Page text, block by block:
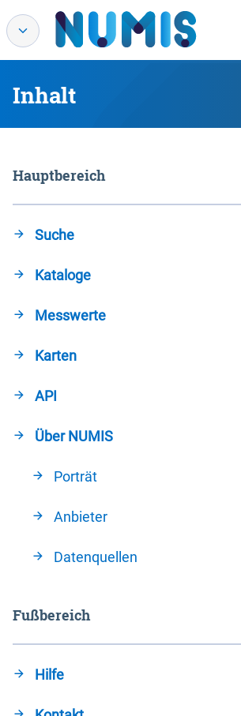
Inhalt
Hauptbereich
Suche
Kataloge
Messwerte
Karten
API
Über NUMIS
Porträt
Anbieter
Datenquellen
Fußbereich
Hilfe